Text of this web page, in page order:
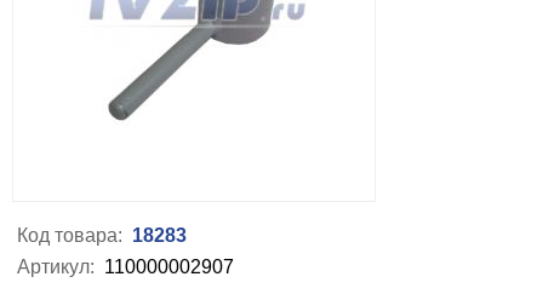
Код товара: 18283
Артикул: 110000002907